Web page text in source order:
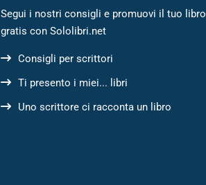
Segui i nostri consigli e promuovi il tuo libro
gratis con Sololibri.net
Consigli per scrittori
Ti presento i miei... libri
Uno scrittore ci racconta un libro